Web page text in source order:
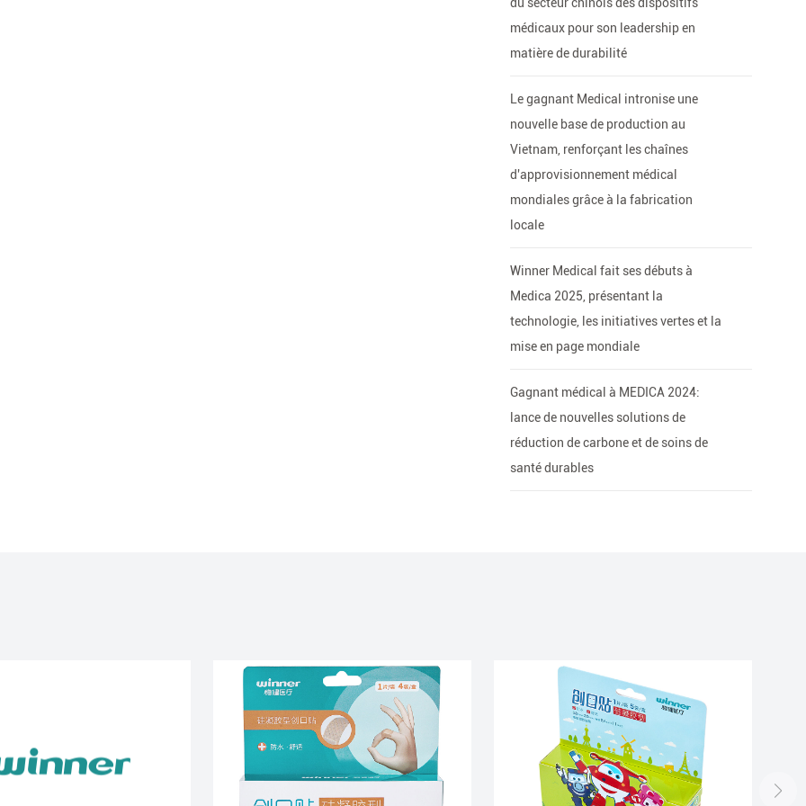
du secteur chinois des dispositifs
médicaux pour son leadership en
matière de durabilité
Le gagnant Medical intronise une
nouvelle base de production au
Vietnam, renforçant les chaînes
d'approvisionnement médical
mondiales grâce à la fabrication
locale
Winner Medical fait ses débuts à
Medica 2025, présentant la
technologie, les initiatives vertes et la
mise en page mondiale
Gagnant médical à MEDICA 2024:
lance de nouvelles solutions de
réduction de carbone et de soins de
santé durables